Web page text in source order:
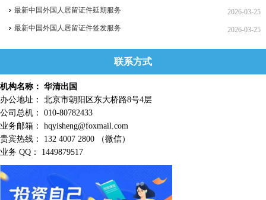
2026-03-25
最新中国外国人居留证件延期服务
2026-03-25
最新中国外国人居留证件签发服务
联系方式
机构名称： 华清出国
办公地址： 北京市朝阳区东大桥路8号4层
公司总机： 010-80782433
业务邮箱： hqyisheng@foxmail.com
贵宾热线： 132 4007 2800 （微信）
业务 QQ： 1449879517